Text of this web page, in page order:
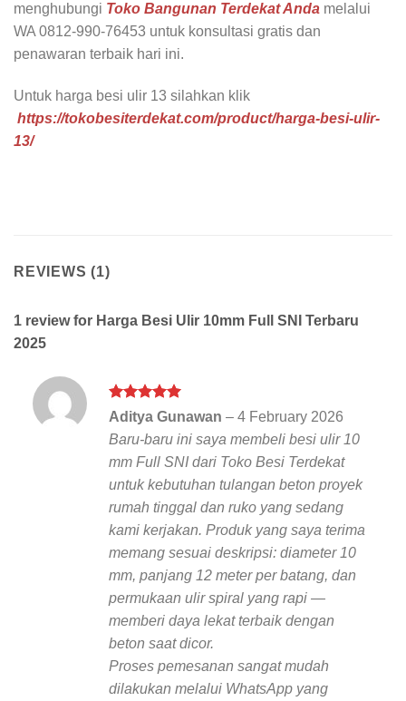
menghubungi Toko Bangunan Terdekat Anda melalui
WA 0812-990-76453 untuk konsultasi gratis dan
penawaran terbaik hari ini.
Untuk harga besi ulir 13 silahkan klik
https://tokobesiterdekat.com/product/harga-besi-ulir-
13/
REVIEWS (1)
1 review for Harga Besi Ulir 10mm Full SNI Terbaru
2025
Rated5
out of 5
Aditya Gunawan – 4 February 2026
Baru-baru ini saya membeli besi ulir 10
mm Full SNI dari Toko Besi Terdekat
untuk kebutuhan tulangan beton proyek
rumah tinggal dan ruko yang sedang
kami kerjakan. Produk yang saya terima
memang sesuai deskripsi: diameter 10
mm, panjang 12 meter per batang, dan
permukaan ulir spiral yang rapi —
memberi daya lekat terbaik dengan
beton saat dicor.
Proses pemesanan sangat mudah
dilakukan melalui WhatsApp yang